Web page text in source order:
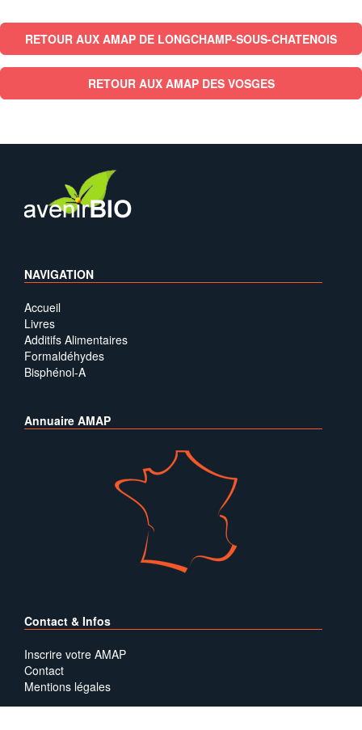
RETOUR AUX AMAP DE LONGCHAMP-SOUS-CHATENOIS
RETOUR AUX AMAP DES VOSGES
NAVIGATION
Accueil
Livres
Additifs Alimentaires
Formaldéhydes
Bisphénol-A
Annuaire AMAP
Contact & Infos
Inscrire votre AMAP
Contact
Mentions légales